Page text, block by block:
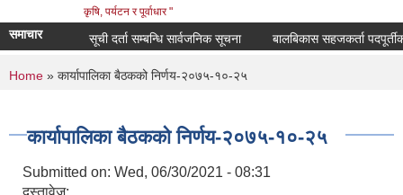
कृषि, पर्यटन र पूर्वाधार "
समाचार सूची दर्ता सम्बन्धि सार्वजनिक सूचना बालबिकास सहजकर्ता पदपूर्तीका
You are here
Home » कार्यापालिका बैठकको निर्णय-२०७५-१०-२५
कार्यापालिका बैठकको निर्णय-२०७५-१०-२५
Submitted on: Wed, 06/30/2021 - 08:31
दस्तावेज: